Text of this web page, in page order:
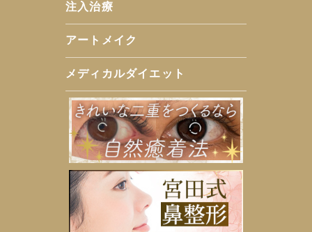
注入治療
アートメイク
メディカルダイエット